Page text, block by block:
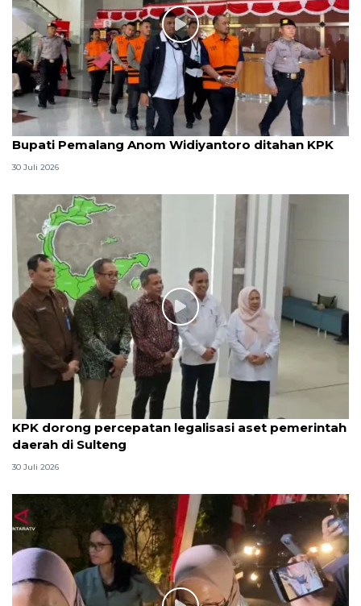
Bupati Pemalang Anom Widiyantoro ditahan KPK
30 Juli 2026
KPK dorong percepatan legalisasi aset pemerintah
daerah di Sulteng
30 Juli 2026